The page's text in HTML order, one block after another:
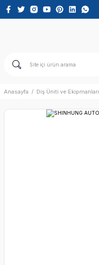
Anasayfa Diş Üniti ve Ekipmanları